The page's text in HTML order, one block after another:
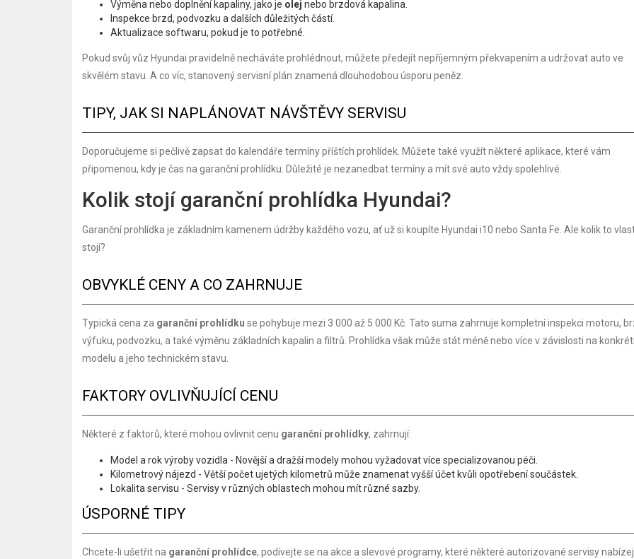
Výměna nebo doplnění kapaliny, jako je olej nebo brzdová kapalina.
Inspekce brzd, podvozku a dalších důležitých částí.
Aktualizace softwaru, pokud je to potřebné.
Pokud svůj vůz Hyundai pravidelně necháváte prohlédnout, můžete předejít nepříjemným překvapením a udržovat auto ve
skvělém stavu. A co víc, stanovený servisní plán znamená dlouhodobou úsporu peněz.
TIPY, JAK SI NAPLÁNOVAT NÁVŠTĚVY SERVISU
Doporučujeme si pečlivě zapsat do kalendáře termíny příštích prohlídek. Můžete také využít některé aplikace, které vám
připomenou, kdy je čas na garanční prohlídku. Důležité je nezanedbat termíny a mít své auto vždy spolehlivé.
Kolik stojí garanční prohlídka Hyundai?
Garanční prohlídka je základním kamenem údržby každého vozu, ať už si koupíte Hyundai i10 nebo Santa Fe. Ale kolik to
stojí?
OBVYKLÉ CENY A CO ZAHRNUJE
Typická cena za garanční prohlídku se pohybuje mezi 3 000 až 5 000 Kč. Tato suma zahrnuje kompletní inspekci motoru,
výfuku, podvozku, a také výměnu základních kapalin a filtrů. Prohlídka však může stát méně nebo více v závislosti na
modelu a jeho technickém stavu.
FAKTORY OVLIVŇUJÍCÍ CENU
Některé z faktorů, které mohou ovlivnit cenu garanční prohlídky, zahrnují:
Model a rok výroby vozidla - Novější a dražší modely mohou vyžadovat více specializovanou péči.
Kilometrový nájezd - Větší počet ujetých kilometrů může znamenat vyšší účet kvůli opotřebení součástek.
Lokalita servisu - Servisy v různých oblastech mohou mít různé sazby.
ÚSPORNÉ TIPY
Chcete-li ušetřit na garanční prohlídce, podívejte se na akce a slevové programy, které některé autorizované servisy